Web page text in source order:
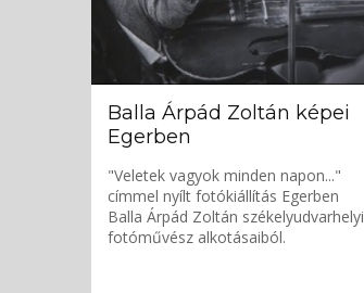
Balla Árpád Zoltán képei
Egerben
"Veletek vagyok minden napon..."
címmel nyílt fotókiállítás Egerben
Balla Árpád Zoltán székelyudvarhelyi
fotóművész alkotásaiból.